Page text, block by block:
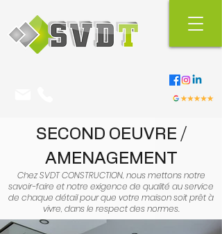
SECOND OEUVRE /
AMENAGEMENT
Chez SVDT CONSTRUCTION, nous mettons notre
savoir-faire et notre exigence de qualité au service
de chaque détail pour que votre maison soit prêt à
vivre, dans le respect des normes.